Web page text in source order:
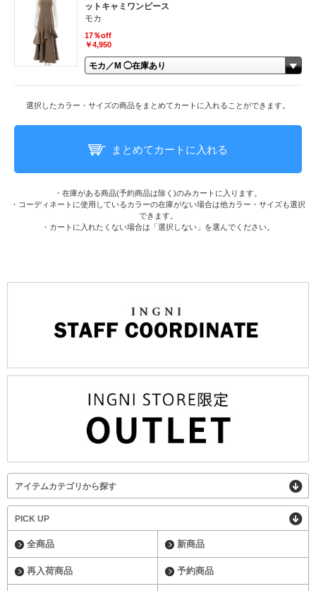
ットキャミワンピース
モカ
17％off
￥4,950
選択したカラー・サイズの商品をまとめてカートに入れることができます。
まとめてカートに入れる
・在庫がある商品(予約商品は除く)のみカートに入ります。
・コーディネートに使用しているカラーの在庫がない場合は他カラー・サイズも選択
できます。
・カートに入れたくない場合は「選択しない」を選んでください。
アイテムカテゴリから探す
PICK UP
全商品 新商品
再入荷商品 予約商品